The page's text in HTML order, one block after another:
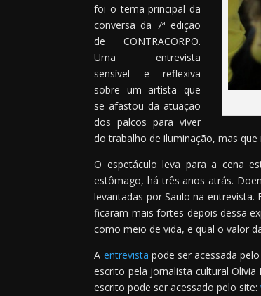
foi o tema principal da
conversa da 7ª edição
de CONTRACORPO.
Uma entrevista
sensível e reflexiva
sobre um artista que
se afastou da atuação
dos palcos para viver
do trabalho de iluminação, mas
O espetáculo leva para a cena
estômago, há três anos atrás.
levantadas por Saulo na
ficaram mais fortes depois dessa
como meio de vida, e qual o valor
A entrevista pode ser acessada
escrito pela jornalista cultural
escrito pode ser acessado pelo site: